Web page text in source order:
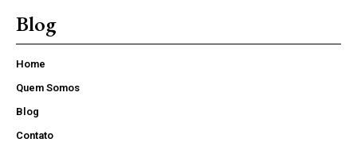
Blog
Home
Quem Somos
Blog
Contato